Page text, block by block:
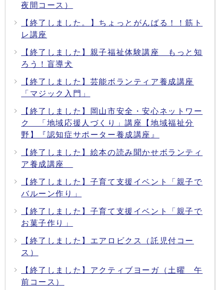
夜間コース）
【終了しました。】ちょっとがんばる！！筋ト
レ講座
【終了しました】親子福祉体験講座 もっと知
ろう！盲導犬
【終了しました】芸能ボランティア養成講座
「マジック入門」
【終了しました】岡山市安全・安心ネットワー
ク 「地域応援人づくり」講座【地域福祉分
野】『認知症サポーター養成講座』
【終了しました】絵本の読み聞かせボランティ
ア養成講座
【終了しました】子育て支援イベント「親子で
バルーン作り」
【終了しました】子育て支援イベント「親子で
お菓子作り」
【終了しました】エアロビクス（託児付コー
ス）
【終了しました】アクティブヨーガ（土曜 午
前コース）